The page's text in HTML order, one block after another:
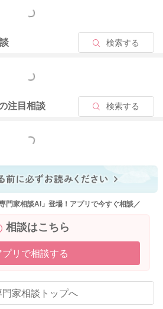
りも復帰を意識した授乳方法を考えて
2025/9/24 18:40
もっと見る
検索する
もっと見る
注目相談 検索する
もっと見る
門家相談AI」登場！アプリで今すぐ相談／
相談はこちら
プリで相談する
家相談トップへ